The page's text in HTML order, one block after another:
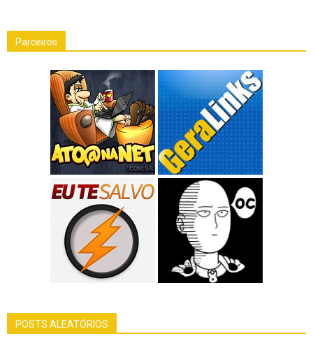
Parceiros
POSTS ALEATÓRIOS